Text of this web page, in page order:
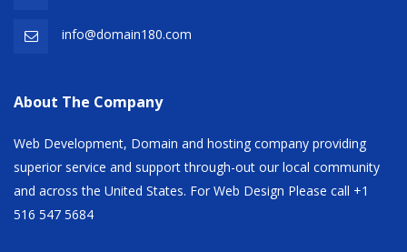
info@domain180.com
About The Company
Web Development, Domain and hosting company providing
superior service and support through-out our local community
and across the United States. For Web Design Please call +1
516 547 5684